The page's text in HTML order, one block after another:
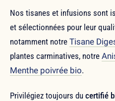
Nos tisanes et infusions sont
et sélectionnées pour leur
notamment notre Tisane
plantes carminatives, notre
Menthe poivrée bio.
Privilégiez toujours du certifié